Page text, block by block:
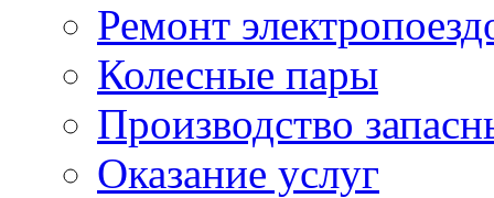
Ремонт
Колесные пары
Производство
Оказание услуг